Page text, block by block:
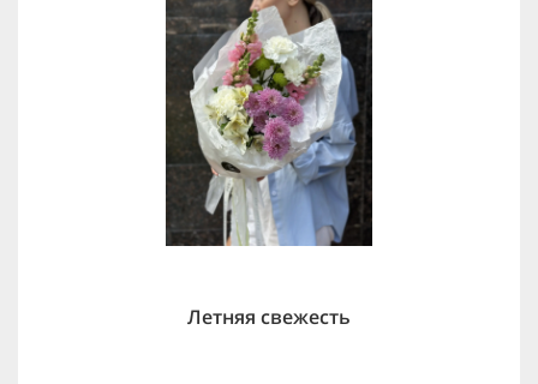
Летняя свежесть